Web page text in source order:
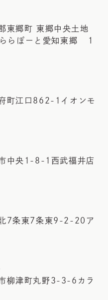
郷町 東郷中央土地
らぽーと愛知東郷 １
町江口862-1イオンモ
中央1-8-1西武福井店
7条東7条東9-2-20ア
柳津町丸野3-3-6カラ